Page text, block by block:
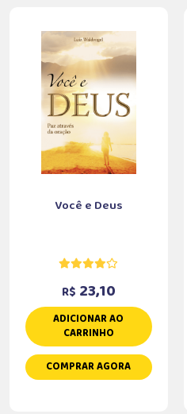
Você e Deus
R$ 23,10
ADICIONAR AO
CARRINHO
COMPRAR AGORA